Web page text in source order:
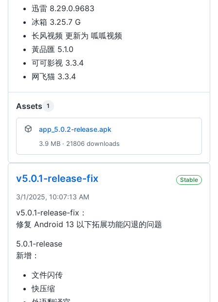
迅雷 8.29.0.9683
冰箱 3.25.7 G
长风视频 更新为 呱呱视频
黃品匯 5.1.0
可可影视 3.3.4
网飞猫 3.3.4
Assets 1
app_5.0.2-release.apk
3.9 MB · 21806 downloads
v5.0.1-release-fix Stable
3/1/2025, 10:07:13 AM
v5.0.1-release-fix：
修复 Android 13 以下拓展功能闪退的问题
5.0.1-release
新增：
文件闪传
快压缩